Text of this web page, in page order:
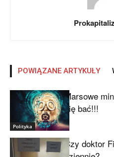
POWIĄZANE ARTYKUŁY
Polityka
Marsowe
się bać!!!
Czy doktor